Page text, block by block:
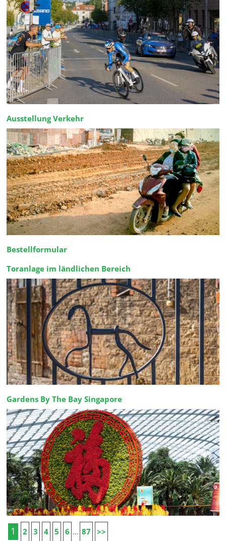
Ausstellung Verkehr
Bestellformular
Toranlage im ländlichen Bereich
Gardens By The Bay Singapore
1 2 3 4 5 6 ... 87 >>